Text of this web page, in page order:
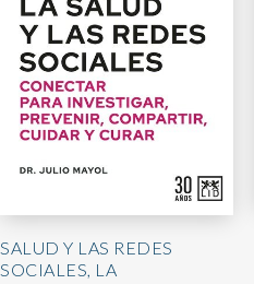
SALUD Y LAS REDES
SOCIALES, LA